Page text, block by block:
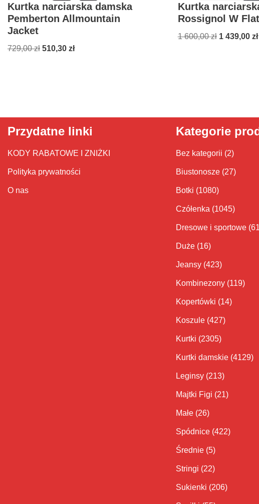
Kurtka narciarska damska
Pemberton Allmountain
Jacket
729,00zł 510,30 zł
Kurtka
Rossignol W Flat
1 600,00zł 1 439,00 zł
Przydatne linki
KODY RABATOWE I ZNIŻKI
Polityka prywatności
O nas
Kategorie
Bez kategorii (2)
Biustonosze (27)
Botki (1080)
Czółenka (1045)
Dresowe i sportowe
Duże (16)
Jeansy (423)
Kombinezony (119)
Kopertówki (14)
Koszule (427)
Kurtki (2305)
Kurtki damskie (4129)
Leginsy (213)
Majtki Figi (21)
Małe (26)
Spódnice (422)
Średnie (5)
Stringi (22)
Sukienki (206)